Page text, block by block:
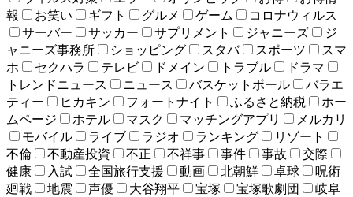
報
お笑い ギフト グルメ ゲーム
コロナウィルス
サーバー
サッカー サプリメント ジャニーズ
ジ
ャニーズ事務所
ショッピング スタバ スポーツ
スマ
ホ
セクハラ テレビ ドメイン トラブル
ドラマ
トレンドニュース
ニュース バスケットボール
バラエ
ティー
ヒカキン フォートナイト ふるさと納税
ホー
ムページ
ホテル マスク マッチングアプリ
メルカリ
モバイル
ライブ ラジオ ランキング
リゾート
不倫
不動産投資 不正 不祥事 事件 事故
交際
健康
入試 全国旅行支援 動画 北朝鮮 卓球
呪術
廻戦
地震 声優 大谷翔平 宝塚 宝塚歌劇団
岐阜